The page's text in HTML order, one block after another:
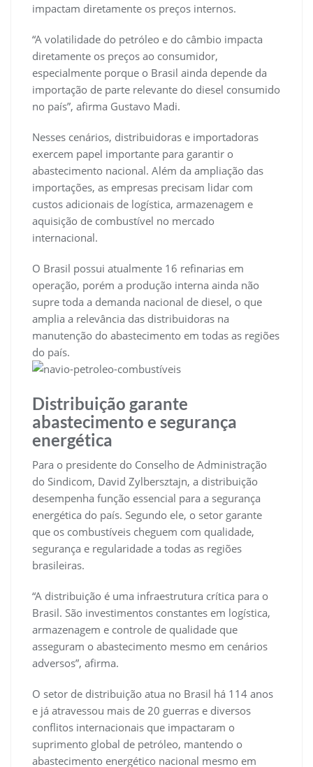
impactam diretamente os preços internos.
“A volatilidade do petróleo e do câmbio impacta
diretamente os preços ao consumidor,
especialmente porque o Brasil ainda depende da
importação de parte relevante do diesel consumido
no país”, afirma Gustavo Madi.
Nesses cenários, distribuidoras e importadoras
exercem papel importante para garantir o
abastecimento nacional. Além da ampliação das
importações, as empresas precisam lidar com
custos adicionais de logística, armazenagem e
aquisição de combustível no mercado
internacional.
O Brasil possui atualmente 16 refinarias em
operação, porém a produção interna ainda não
supre toda a demanda nacional de diesel, o que
amplia a relevância das distribuidoras na
manutenção do abastecimento em todas as regiões
do país.
Distribuição garante
abastecimento e segurança
energética
Para o presidente do Conselho de Administração
do Sindicom, David Zylbersztajn, a distribuição
desempenha função essencial para a segurança
energética do país. Segundo ele, o setor garante
que os combustíveis cheguem com qualidade,
segurança e regularidade a todas as regiões
brasileiras.
“A distribuição é uma infraestrutura crítica para o
Brasil. São investimentos constantes em logística,
armazenagem e controle de qualidade que
asseguram o abastecimento mesmo em cenários
adversos”, afirma.
O setor de distribuição atua no Brasil há 114 anos
e já atravessou mais de 20 guerras e diversos
conflitos internacionais que impactaram o
suprimento global de petróleo, mantendo o
abastecimento energético nacional mesmo em